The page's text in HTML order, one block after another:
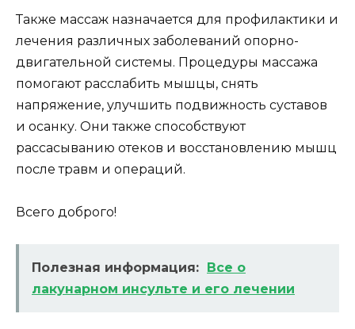
Также массаж назначается для профилактики и
лечения различных заболеваний опорно-
двигательной системы. Процедуры массажа
помогают расслабить мышцы, снять
напряжение, улучшить подвижность суставов
и осанку. Они также способствуют
рассасыванию отеков и восстановлению мышц
после травм и операций.
Всего доброго!
Полезная информация: Все о
лакунарном инсульте и его лечении